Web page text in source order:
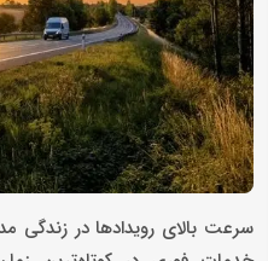
سرعت بالای رویدادها در